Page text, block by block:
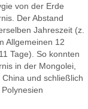
von der Erde
Der Abstand
Jahreszeit (z.
Allgemeinen 12
Tage). So konnten
in der Mongolei,
und schließlich